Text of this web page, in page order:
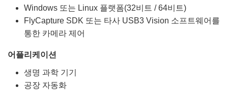
Windows 또는 Linux 플랫폼(32비트 / 64비트)
FlyCapture SDK 또는 타사 USB3 Vision 소프트웨어를
통한 카메라 제어
어플리케이션
생명 과학 기기
공장 자동화